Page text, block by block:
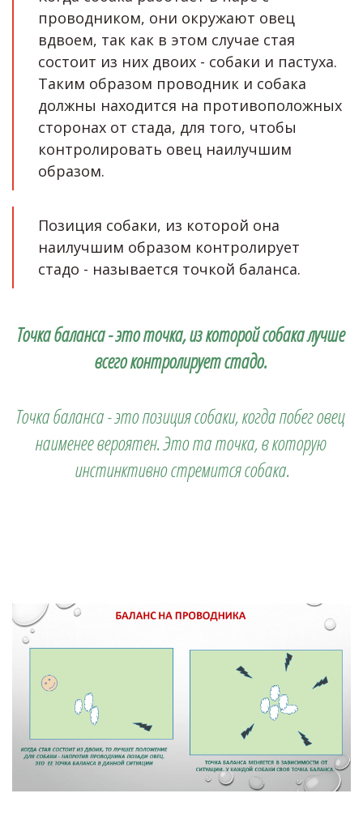
проводником, они окружают овец
вдвоем, так как в этом случае стая
состоит из них двоих - собаки и пастуха.
Таким образом проводник и собака
должны находится на противоположных
сторонах от стада, для того, чтобы
контролировать овец наилучшим
образом.
Позиция собаки, из которой она
наилучшим образом контролирует
стадо - называется точкой баланса.
Точка баланса - это точка, из которой собака лучше
всего контролирует стадо.
Точка баланса - это позиция собаки, когда побег овец
наименее вероятен. Это та точка, в которую
инстинктивно стремится собака.